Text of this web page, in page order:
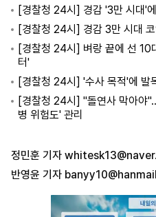
[경찰청 24시] 경감 '3만 시대'
[경찰청 24시] 경감 3만 시대
[경찰청 24시] 벼랑 끝에 선 10
터'
[경찰청 24시] '수사 목적'에 발
[경찰청 24시] "돌연사 막아야
병 위험도' 관리
정민훈 기자
반영윤 기자